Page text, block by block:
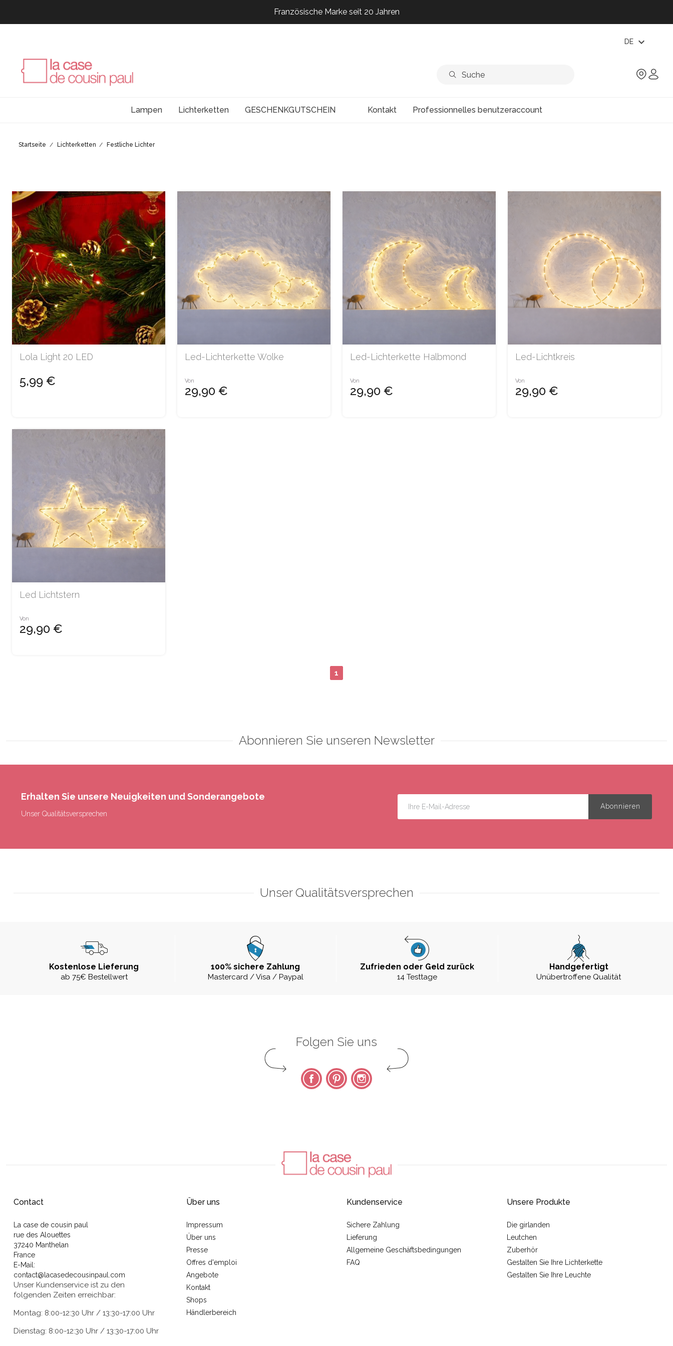
Französische Marke seit 20 Jahren
Französische Marke seit 20 Jahren
DE expand_more
Lampen Lichterketten GESCHENKGUTSCHEIN Kontakt Professionnelles benutzeraccount
Startseite Lichterketten Festliche Lichter
Lola Light 20 LED
5,99 €
Led-Lichterkette Wolke
Von
29,90 €
Led-Lichterkette Halbmond
Von
29,90 €
Led-Lichtkreis
Von
29,90 €
Led Lichtstern
Von
29,90 €
1
Abonnieren Sie unseren Newsletter
Erhalten Sie unsere Neuigkeiten und Sonderangebote
Unser Qualitätsversprechen
Unser Qualitätsversprechen
Kostenlose Lieferung
ab 75€ Bestellwert
100% sichere Zahlung
Mastercard / Visa / Paypal
Zufrieden oder Geld zurück
14 Testtage
Handgefertigt
Unübertroffene Qualität
Folgen Sie uns
FacebookPinterest Instagram
Contact
La case de cousin paul
rue des Alouettes
37240 Manthelan
France
E-Mail:
contact@lacasedecousinpaul.com
Unser Kundenservice ist zu den
folgenden Zeiten erreichbar:
Montag: 8:00-12:30 Uhr / 13:30-17:00 Uhr
Dienstag: 8:00-12:30 Uhr / 13:30-17:00 Uhr
Über uns
Impressum
Über uns
Presse
Offres d'emploi
Angebote
Kontakt
Shops
Händlerbereich
Kundenservice
Sichere Zahlung
Lieferung
Allgemeine Geschäftsbedingungen
FAQ
Unsere Produkte
Die girlanden
Leutchen
Zuberhör
Gestalten Sie Ihre Lichterkette
Gestalten Sie Ihre Leuchte